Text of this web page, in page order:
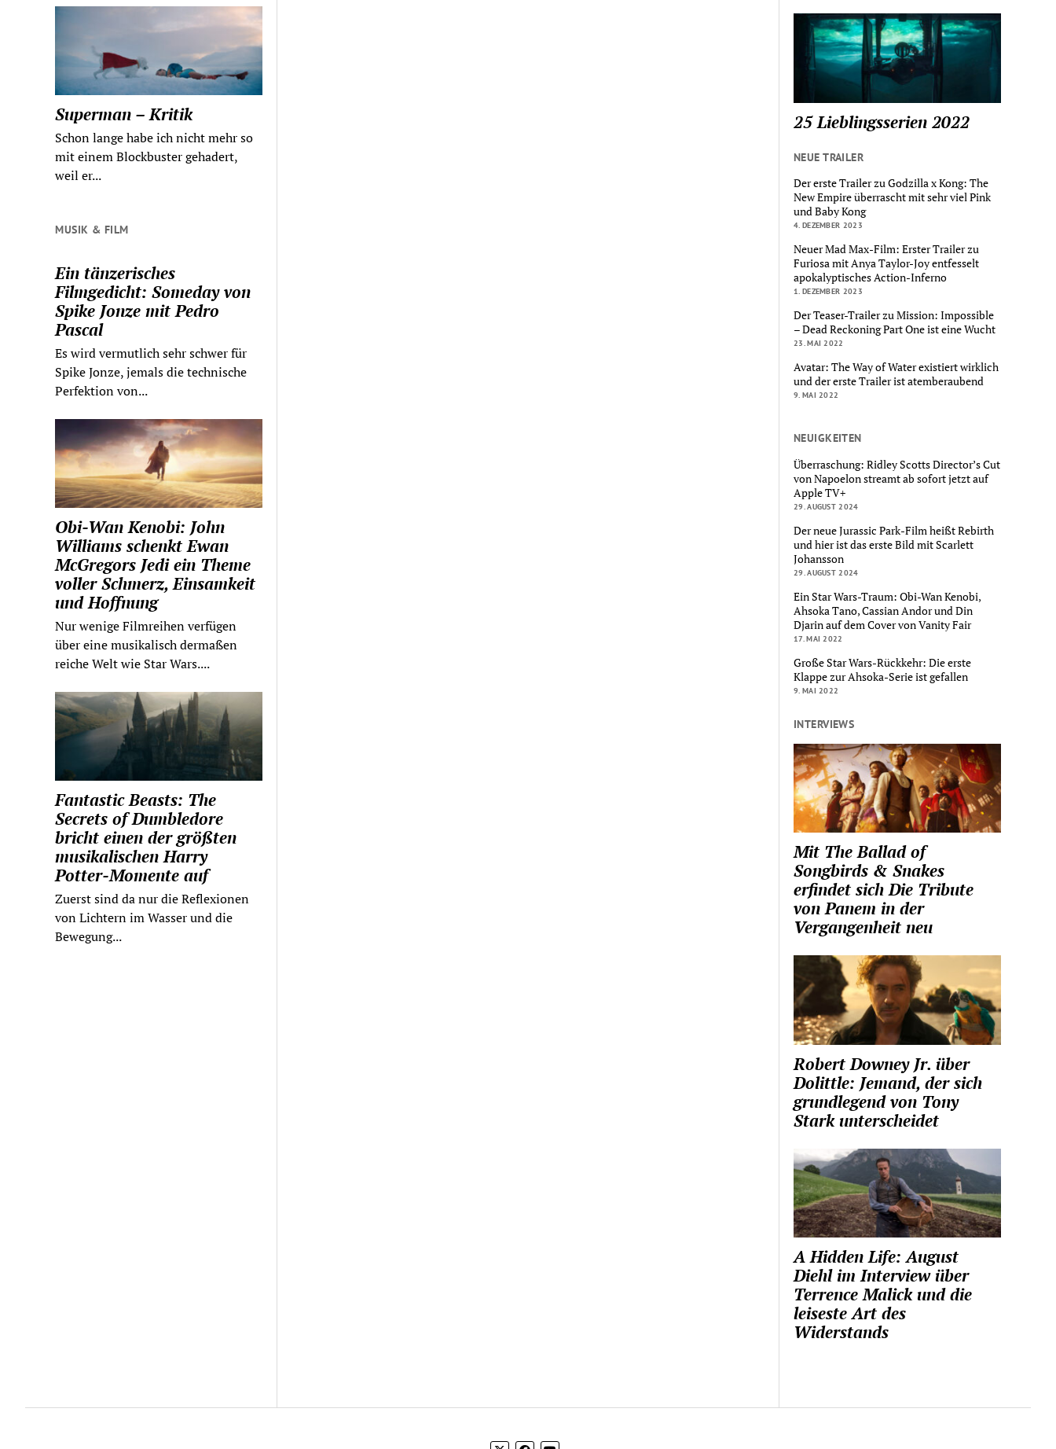
Superman – Kritik
Schon lange habe ich nicht mehr so
mit einem Blockbuster gehadert,
weil er...
MUSIK & FILM
Ein tänzerisches
Filmgedicht: Someday von
Spike Jonze mit Pedro
Pascal
Es wird vermutlich sehr schwer für
Spike Jonze, jemals die technische
Perfektion von...
Obi-Wan Kenobi: John
Williams schenkt Ewan
McGregors Jedi ein Theme
voller Schmerz, Einsamkeit
und Hoffnung
Nur wenige Filmreihen verfügen
über eine musikalisch dermaßen
reiche Welt wie Star Wars....
Fantastic Beasts: The
Secrets of Dumbledore
bricht einen der größten
musikalischen Harry
Potter-Momente auf
Zuerst sind da nur die Reflexionen
von Lichtern im Wasser und die
Bewegung...
25 Lieblingsserien 2022
NEUE TRAILER
Der erste Trailer zu Godzilla x Kong: The
New Empire überrascht mit sehr viel Pink
und Baby Kong
4. DEZEMBER 2023
Neuer Mad Max-Film: Erster Trailer zu
Furiosa mit Anya Taylor-Joy entfesselt
apokalyptisches Action-Inferno
1. DEZEMBER 2023
Der Teaser-Trailer zu Mission: Impossible
– Dead Reckoning Part One ist eine Wucht
23. MAI 2022
Avatar: The Way of Water existiert wirklich
und der erste Trailer ist atemberaubend
9. MAI 2022
NEUIGKEITEN
Überraschung: Ridley Scotts Director’s Cut
von Napoelon streamt ab sofort jetzt auf
Apple TV+
29. AUGUST 2024
Der neue Jurassic Park-Film heißt Rebirth
und hier ist das erste Bild mit Scarlett
Johansson
29. AUGUST 2024
Ein Star Wars-Traum: Obi-Wan Kenobi,
Ahsoka Tano, Cassian Andor und Din
Djarin auf dem Cover von Vanity Fair
17. MAI 2022
Große Star Wars-Rückkehr: Die erste
Klappe zur Ahsoka-Serie ist gefallen
9. MAI 2022
INTERVIEWS
Mit The Ballad of
Songbirds & Snakes
erfindet sich Die Tribute
von Panem in der
Vergangenheit neu
Robert Downey Jr. über
Dolittle: Jemand, der sich
grundlegend von Tony
Stark unterscheidet
A Hidden Life: August
Diehl im Interview über
Terrence Malick und die
leiseste Art des
Widerstands